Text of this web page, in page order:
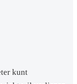
kunt